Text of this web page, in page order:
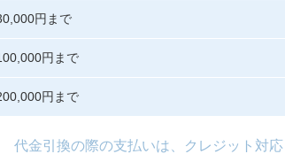
円まで
円まで
円まで
代金引換の際の支払いは、クレジット対応